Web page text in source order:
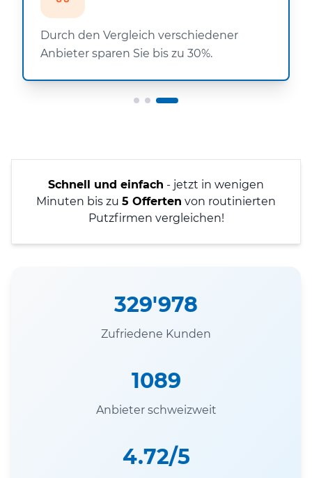
Durch den Vergleich verschiedener
Anbieter sparen Sie bis zu 30%.
Schnell und einfach - jetzt in wenigen
Minuten bis zu 5 Offerten von routinierten
Putzfirmen vergleichen!
329'978
Zufriedene Kunden
1089
Anbieter schweizweit
4.72/5